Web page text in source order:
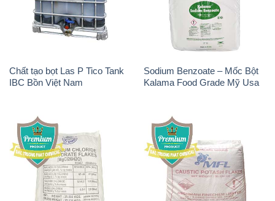
Chất tạo bọt Las P Tico Tank
IBC Bồn Việt Nam
Sodium Benzoate – Mốc Bột
Kalama Food Grade Mỹ Usa